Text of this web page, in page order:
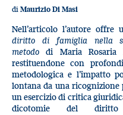
di Maurizio Di Masi
Nell’articolo l’autore offre
diritto di famiglia nella
metodo di Maria Rosaria
restituendone con
metodologica e l’impatto
lontana da una
un esercizio di critica
dicotomie del diritto